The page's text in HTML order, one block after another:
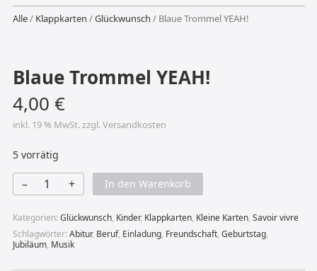
Alle/ Klappkarten /Glückwunsch / Blaue Trommel YEAH!
Blaue Trommel YEAH!
4,00 €
inkl. 19 % MwSt.zzgl.Versandkosten
5 vorrätig
–
Blaue
Trommel
Menge
+ In den Warenkorb
Kategorien: Glückwunsch, Kinder, Klappkarten, Kleine Karten, Savoir vivre
Schlagwörter: Abitur, Beruf, Einladung, Freundschaft, Geburtstag,
Jubiläum, Musik